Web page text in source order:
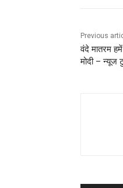
Previous
वंदे मातरम
मोदी – न्यूज